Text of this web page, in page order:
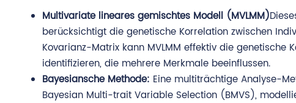
Multivariate lineares gemischtes Modell (MVLMM)
berücksichtigt die genetische Korrelation zwischen
Kovarianz-Matrix kann MVLMM effektiv die
identifizieren, die mehrere Merkmale beeinflussen.
Bayesiansche Methode: Eine multiträchtige Analyse-
Bayesian Multi-trait Variable Selection (BMVS),